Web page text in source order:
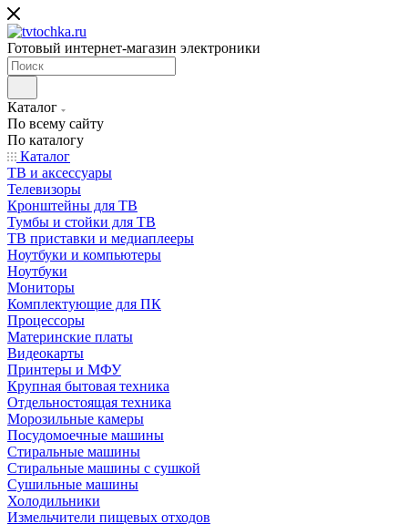
Готовый интернет-магазин электроники
Каталог
По всему сайту
По каталогу
Каталог
ТВ и аксессуары
Телевизоры
Кронштейны для ТВ
Тумбы и стойки для ТВ
ТВ приставки и медиаплееры
Ноутбуки и компьютеры
Ноутбуки
Мониторы
Комплектующие для ПК
Процессоры
Материнские платы
Видеокарты
Принтеры и МФУ
Крупная бытовая техника
Отдельностоящая техника
Морозильные камеры
Посудомоечные машины
Стиральные машины
Стиральные машины с сушкой
Сушильные машины
Холодильники
Измельчители пищевых отходов